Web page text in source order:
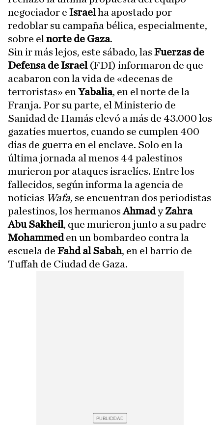
negociador e Israelha apostado por
redoblar su campaña bélica, especialmente,
sobre el norte de Gaza.
Sin ir más lejos, este sábado, las Fuerzas de
Defensa de Israel(FDI) informaron de que
acabaron con la vida de «decenas de
terroristas» en Yabalia, en el norte de la
Franja. Por su parte, el Ministerio de
Sanidad de Hamás elevó a más de 43.000 los
gazatíes muertos, cuando se cumplen 400
días de guerra en el enclave. Solo en la
última jornada al menos 44 palestinos
murieron por ataques israelíes. Entre los
fallecidos, según informa la agencia de
noticias Wafa, se encuentran dos periodistas
palestinos, los hermanosAhmadyZahra
Abu Sakheil, que murieron junto a su padre
Mohammeden un bombardeo contra la
escuela de Fahd al Sabah, en el barrio de
Tuffah de Ciudad de Gaza.